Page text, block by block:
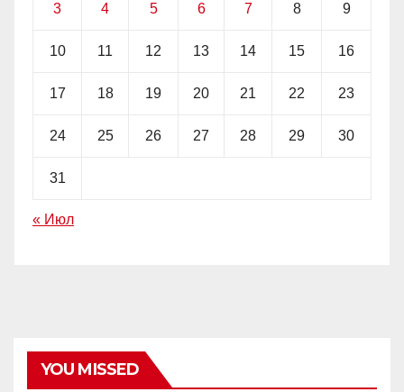
3 4 5 6 7 8 9
10 11 12 13 14 15 16
17 18 19 20 21 22 23
24 25 26 27 28 29 30
31
« Июл
YOU MISSED